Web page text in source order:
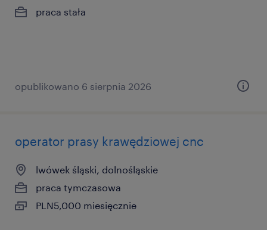
praca stała
opublikowano 6 sierpnia 2026
operator prasy krawędziowej cnc
lwówek śląski, dolnośląskie
praca tymczasowa
PLN5,000 miesięcznie